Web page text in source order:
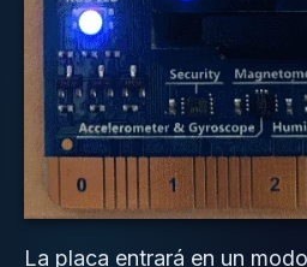
La placa entrará en un